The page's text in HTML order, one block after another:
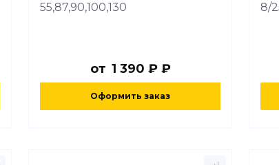
55,87,90,100,130
от 1 390 ₽ ₽
Оформить заказ
8/